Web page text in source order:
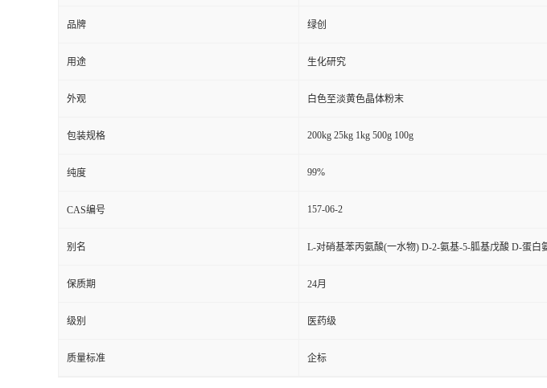
品牌 绿创
用途 生化研究
外观 白色至淡黄色晶体粉末
包装规格 200kg 25kg 1kg 500g 100g
纯度 99%
CAS编号 157-06-2
别名 L-对硝基苯丙氨酸(一水物) D-2-氨基-5-胍基戊酸 D-蛋白
保质期 24月
级别 医药级
质量标准 企标